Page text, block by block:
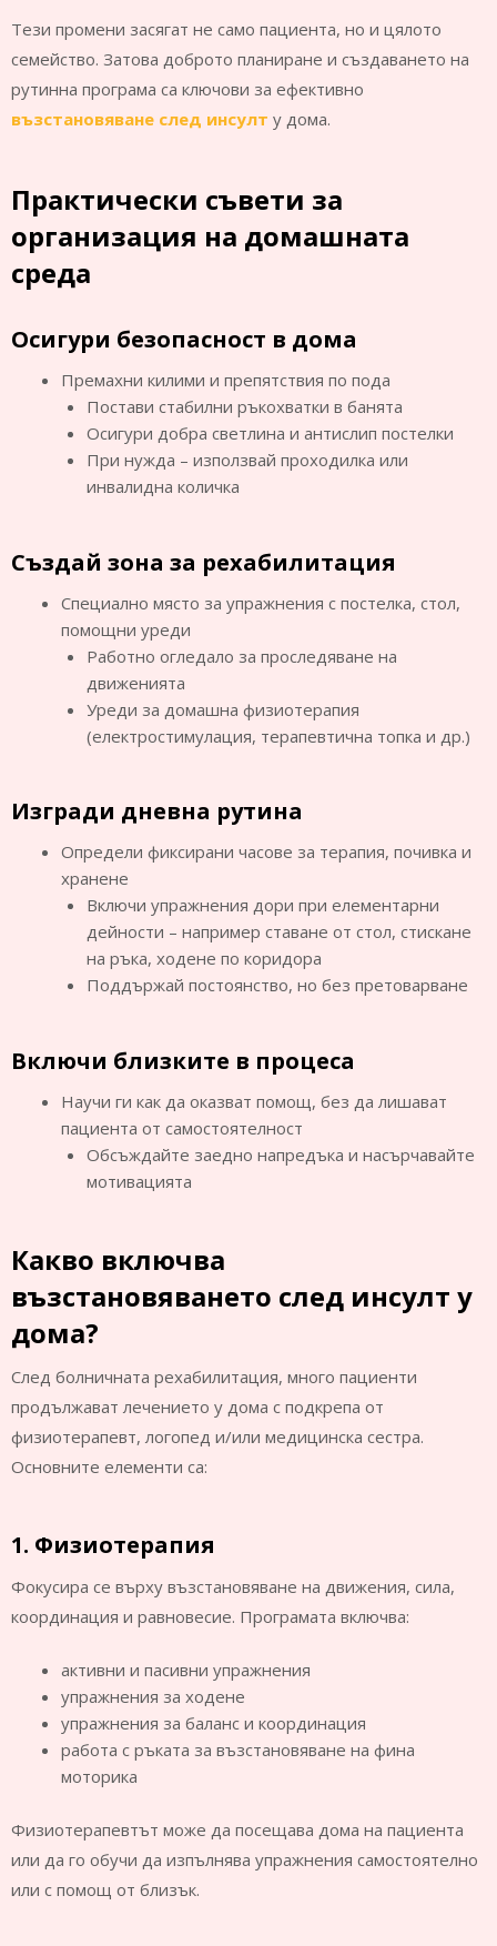
Тези промени засягат не само пациента, но и цялото
семейство. Затова доброто планиране и създаването на
рутинна програма са ключови за ефективно
възстановяване след инсулт у дома.
Практически съвети за
организация на домашната
среда
Осигури безопасност в дома
Премахни килими и препятствия по пода
Постави стабилни ръкохватки в банята
Осигури добра светлина и антислип постелки
При нужда – използвай проходилка или
инвалидна количка
Създай зона за рехабилитация
Специално място за упражнения с постелка, стол,
помощни уреди
Работно огледало за проследяване на
движенията
Уреди за домашна физиотерапия
(електростимулация, терапевтична топка и др.)
Изгради дневна рутина
Определи фиксирани часове за терапия, почивка и
хранене
Включи упражнения дори при елементарни
дейности – например ставане от стол, стискане
на ръка, ходене по коридора
Поддържай постоянство, но без претоварване
Включи близките в процеса
Научи ги как да оказват помощ, без да лишават
пациента от самостоятелност
Обсъждайте заедно напредъка и насърчавайте
мотивацията
Какво включва
възстановяването след инсулт у
дома?
След болничната рехабилитация, много пациенти
продължават лечението у дома с подкрепа от
физиотерапевт, логопед и/или медицинска сестра.
Основните елементи са:
1. Физиотерапия
Фокусира се върху възстановяване на движения, сила,
координация и равновесие. Програмата включва:
активни и пасивни упражнения
упражнения за ходене
упражнения за баланс и координация
работа с ръката за възстановяване на фина
моторика
Физиотерапевтът може да посещава дома на пациента
или да го обучи да изпълнява упражнения самостоятелно
или с помощ от близък.